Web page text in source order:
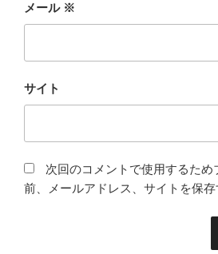
メール ※
サイト
次回のコメントで使用するため
前、メールアドレス、サイトを保存